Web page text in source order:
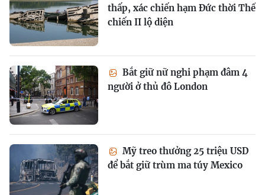
thấp, xác chiến hạm Đức thời Thế
chiến II lộ diện
Bắt giữ nữ nghi phạm đâm 4
người ở thủ đô London
Mỹ treo thưởng 25 triệu USD
để bắt giữ trùm ma túy Mexico